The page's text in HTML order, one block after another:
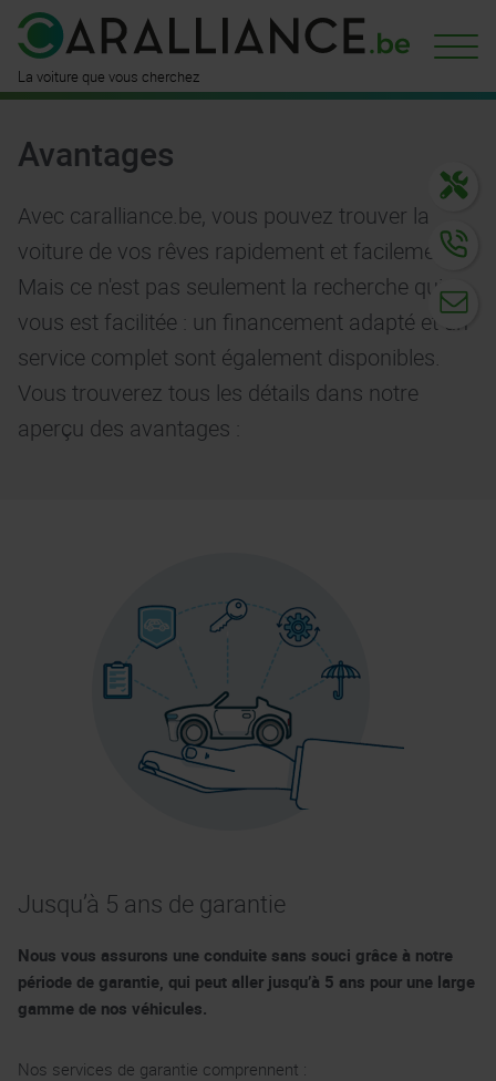
La voiture que vous cherchez
n'attendque vous
Avantages
Avec caralliance.be, vous pouvez trouver la
voiture de vos rêves rapidement et facilement !
Mais ce n'est pas seulement la recherche qui
vous est facilitée : un financement adapté et un
service complet sont également disponibles.
Vous trouverez tous les détails dans notre
aperçu des avantages :
Jusqu’à 5 ans de garantie
Nous vous assurons une conduite sans souci grâce à notre
période de garantie, qui peut aller jusqu’à 5 ans pour une large
gamme de nos véhicules.
Nos services de garantie comprennent :